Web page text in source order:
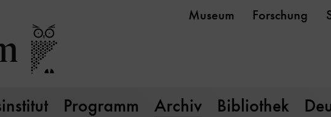
Museum Forschung
Programm Archiv Bibliothek